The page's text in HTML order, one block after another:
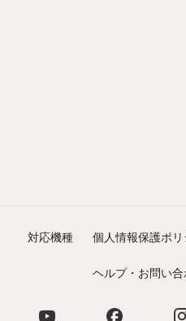
対応機種 個人情報保護ポリ
ヘルプ・お問い合